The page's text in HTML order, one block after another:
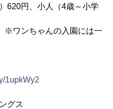
620円、小人（4歳～小学
ちゃんの入園には一
1upkWy2
グス